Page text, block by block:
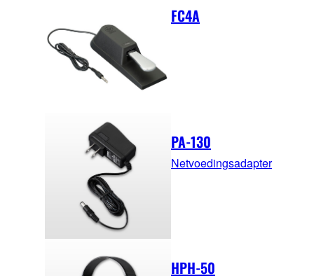
FC4A
PA-130
Netvoedingsadapter
HPH-50